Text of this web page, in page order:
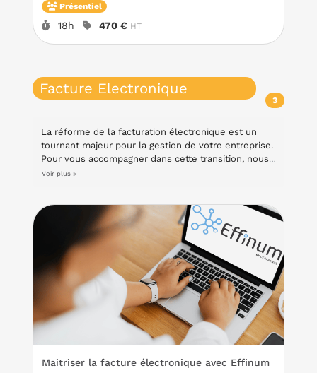
Présentiel
Durée :
18h Prix :
470 € HT
Facture Electronique
3
La réforme de la facturation électronique est un
tournant majeur pour la gestion de votre entreprise.
Pour vous accompagner dans cette transition, nous
vous proposons des formations concrètes pour
Voir plus »
Maitriser la facture électronique avec Effinum